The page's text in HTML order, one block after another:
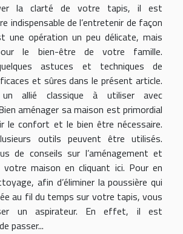
la clarté de votre tapis, il est
indispensable de l’entretenir de façon
une opération un peu délicate, mais
le bien-être de votre famille.
astuces et techniques de
et sûres dans le présent article.
un allié classique à utiliser avec
aménager sa maison est primordial
le confort et le bien être nécessaire.
outils peuvent être utilisés.
de conseils sur l’aménagement et
votre maison en cliquant ici. Pour en
afin d’éliminer la poussière qui
au fil du temps sur votre tapis, vous
un aspirateur. En effet, il est
passer...